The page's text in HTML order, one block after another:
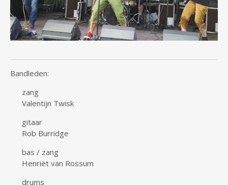
Bandleden:
zang
Valentijn Twisk
gitaar
Rob Burridge
bas / zang
Henriët van Rossum
drums